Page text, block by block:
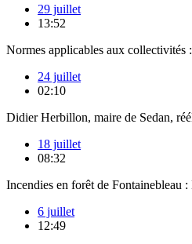
29 juillet
13:52
Normes applicables aux collectivités
24 juillet
02:10
Didier Herbillon, maire de Sedan,
18 juillet
08:32
Incendies en forêt de Fontainebleau
6 juillet
12:49